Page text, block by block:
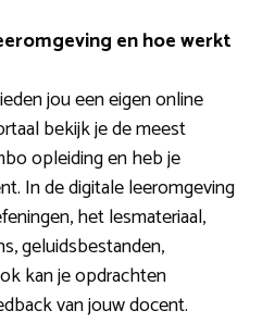
en hoe werkt
jou een eigen online
bekijk je de meest
opleiding en heb je
In de digitale leeromgeving
het lesmateriaal,
geluidsbestanden,
kan je opdrachten
van jouw docent.